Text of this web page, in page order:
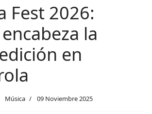
Fest 2026:
la
en
Música 09 Noviembre 2025